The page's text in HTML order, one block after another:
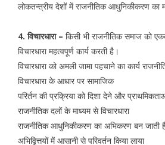
लोकतन्त्रीय देशों में राजनीतिक आधुनिकीकरण का
4. विचारधारा – किसी भी राजनीतिक समाज को
विचारधारा महत्वपूर्ण कार्य करती है।
विचारधारा को अमली जामा पहचाने का कार्य
विचारधारा के आधार पर सामाजिक
परिर्तन की प्रक्रिया को दिशा देने और
राजनीतिक दलों के माध्यम से विचारधारा
राजनीतिक आधुनिकीकरण का अभिकरण बन जाती
अभिवृ़ित्तयों में आसानी से परिवर्तन किया लाया